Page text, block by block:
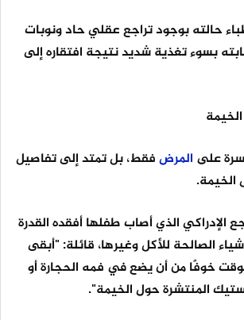
حالته بوجود تراجع عقلي حاد ونوبات
بسوء تغذية شديد نتيجة افتقاره إلى
على المرضفقط، بل تمتد إلى تفاصيل
الخيمة.
الإدراكي الذي أصاب طفلها أفقده القدرة
الصالحة للأكل وغيرها، قائلة: "أبقى
خوفًا من أن يضع في فمه الحجارة أو
المنتشرة حول الخيمة".